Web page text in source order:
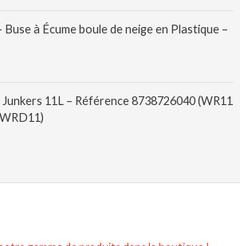
Buse à Écume boule de neige en Plastique –
Junkers 11L – Référence 8738726040 (WR11